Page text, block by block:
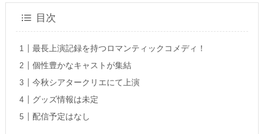
目次
最長上演記録を持つロマンティックコメディ！
個性豊かなキャストが集結
今秋シアタークリエにて上演
グッズ情報は未定
配信予定はなし